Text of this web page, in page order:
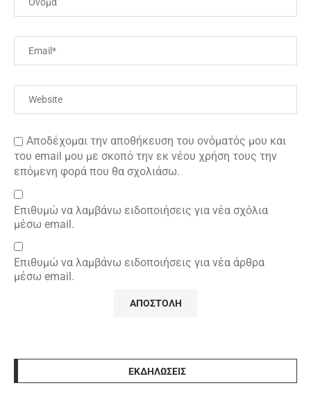
Αποδέχομαι την αποθήκευση του ονόματός μου και
του email μου με σκοπό την εκ νέου χρήση τους την
επόμενη φορά που θα σχολιάσω.
Επιθυμώ να λαμβάνω ειδοποιήσεις για νέα σχόλια
μέσω email.
Επιθυμώ να λαμβάνω ειδοποιήσεις για νέα άρθρα
μέσω email.
ΕΚΔΗΛΩΣΕΙΣ